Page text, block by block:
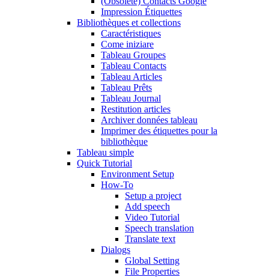
Impression Étiquettes
Bibliothèques et collections
Caractéristiques
Come iniziare
Tableau Groupes
Tableau Contacts
Tableau Articles
Tableau Prêts
Tableau Journal
Restitution articles
Archiver données tableau
Imprimer des étiquettes pour la
bibliothèque
Tableau simple
Quick Tutorial
Environment Setup
How-To
Setup a project
Add speech
Video Tutorial
Speech translation
Translate text
Dialogs
Global Setting
File Properties